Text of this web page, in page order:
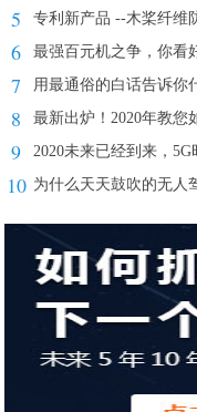
5 专利新产品 --木桨纤维
6 最强百元机之争，你看
7 用最通俗的白话告诉你
8 最新出炉！2020年教您
9 2020未来已经到来，5G
10 为什么天天鼓吹的无人